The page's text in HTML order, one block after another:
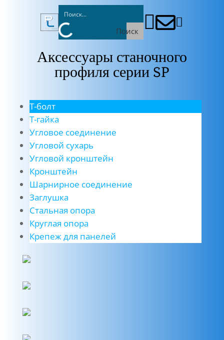
Поиск 
Аксессуары станочного
профиля серии SP
Т-болт
Т-гайка
Угловое соединение
Угловой сухарь
Угловой кронштейн
Кронштейн
Шарнирное соединение
Заглушка
Стальная опора
Круглая опора
Крепеж для панелей